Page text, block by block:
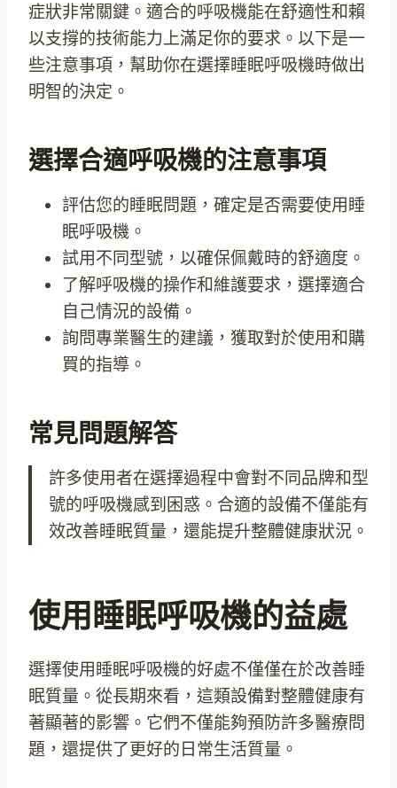
症狀非常關鍵。適合的呼吸機能在舒適性和賴
以支撐的技術能力上滿足你的要求。以下是一
些注意事項，幫助你在選擇睡眠呼吸機時做出
明智的決定。
選擇合適呼吸機的注意事項
評估您的睡眠問題，確定是否需要使用睡
眠呼吸機。
試用不同型號，以確保佩戴時的舒適度。
了解呼吸機的操作和維護要求，選擇適合
自己情況的設備。
詢問專業醫生的建議，獲取對於使用和購
買的指導。
常見問題解答
許多使用者在選擇過程中會對不同品牌和型
號的呼吸機感到困惑。合適的設備不僅能有
效改善睡眠質量，還能提升整體健康狀況。
使用睡眠呼吸機的益處
選擇使用睡眠呼吸機的好處不僅僅在於改善睡
眠質量。從長期來看，這類設備對整體健康有
著顯著的影響。它們不僅能夠預防許多醫療問
題，還提供了更好的日常生活質量。